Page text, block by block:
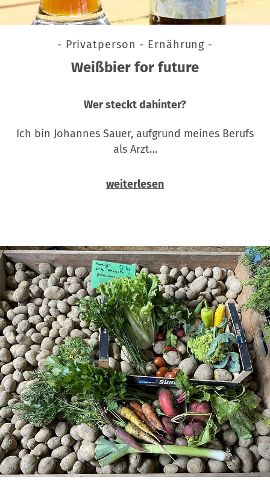
- Privatperson - Ernährung -
Weißbier for future
Wer steckt dahinter?
Ich bin Johannes Sauer, aufgrund meines Berufs
als Arzt…
weiterlesen